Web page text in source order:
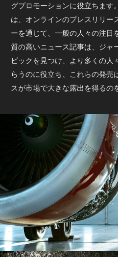
グプロモーションに役立ちます
は、オンラインのプレスリリー
ーを通じて、一般の人々の注目
質の高いニュース記事は、ジャ
ピックを見つけ、より多くの人
らうのに役立ち、これらの発売
スが市場で大きな露出を得るの